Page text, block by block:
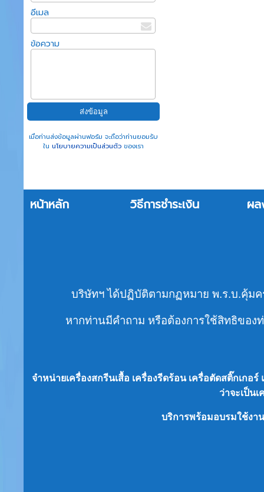
อีเมล
ข้อความ
เมื่อท่านส่งข้อมูลผ่านฟอร์ม จะถือว่าท่านยอมรับ
ใน นโยบายความเป็นส่วนตัวของเรา
หน้าหลัก วิธีการชำระเงิน ผล
บริษัทฯ ได้ปฏิบัติตามกฏหมาย พ.ร.บ.คุ้ม
หากท่านมีคำถาม หรือต้องการใช้สิทธิของ
จำหน่ายเครื่องสกรีนเสื้อ เครื่องรีดร้อน เครื่อตัดสติ๊กเก
ว่าจะเป็นเ
บริการพร้อมอบรมใช้งา